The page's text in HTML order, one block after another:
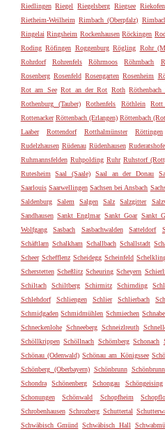
Riedlingen Riegel Riegelsberg Riegsee Riekofen
Rietheim-Weilheim Rimbach (Oberpfalz)
Ringelai Ringsheim Rockenhausen Röckingen
Roding Röfingen Roggenburg Rögling Rohr
Rohrdorf
Rohrenfels Röhrmoos Röhrnbach
Rosenberg Rosenfeld Rosengarten Rosenheim
Rot am See Rot an der Rot Roth
Rothenburg (Tauber)
Rothenfels Röthlein Rott
Rottenacker Röttenbach (Erlangen) Röttenbach
Laaber
Rottendorf Rotthalmünster Röttingen
Rudelzhausen Rüdenau Rüdenhausen
Ruhmannsfelden Ruhpolding Ruhr Ruhstorf
Rutesheim
Saal (Saale) Saal an der Donau
Saarlouis Saarwellingen Sachsen bei Ansbach
Saldenburg
Salem Salgen Salz Salzgitter
Sandhausen Sankt Englmar Sankt Goar Sankt
Wolfgang
Sasbach Sasbachwalden Satteldorf
Schäftlarn Schalkham Schallbach Schallstadt
Scheer Schefflenz Scheidegg Scheinfeld
Scherstetten Scheßlitz Scheuring Scheyern
Schiltach
Schiltberg Schirmitz Schirnding
Schlehdorf
Schliengen Schlier Schlierbach
Schmidgaden Schmidmühlen Schmiechen
Schneckenlohe Schneeberg Schneizlreuth
Schöllkrippen Schöllnach Schömberg Schonach
Schönau (Odenwald) Schönau am Königssee
Schönberg (Oberbayern) Schönbrunn
Schondra
Schönenberg Schongau Schöngeising
Schonungen
Schönwald Schopfheim
Schrobenhausen Schrozberg Schuttertal
Schwäbisch Gmünd Schwäbisch Hall